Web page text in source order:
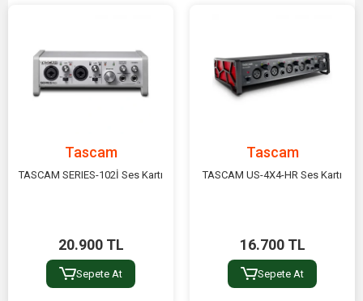
Tascam
TASCAM SERIES-102İ Ses Kartı
20.900 TL
Sepete At
Tascam
TASCAM US-4X4-HR Ses Kartı
16.700 TL
Sepete At